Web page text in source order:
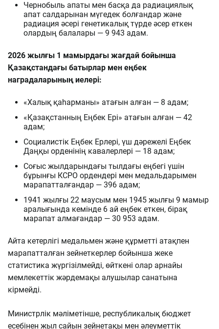
Чернобыль апаты мен басқа да радиациялық
апат салдарынан мүгедек болғандар және
радиация әсері генетикалық түрде әсер еткен
олардың балалары — 9 943 адам.
2026 жылғы 1 мамырдағы жағдай бойынша
Қазақстандағы батырлар мен еңбек
наградаларының иелері:
«Халық қаһарманы» атағын алған — 8 адам;
«Қазақстанның Еңбек Ері» атағын алған — 42
адам;
Социалистік Еңбек Ерлері, үш дәрежелі Еңбек
Даңқы орденінің кавалерлері — 18 адам;
Соғыс жылдарындағы тылдағы еңбегі үшін
бұрынғы КСРО ордендері мен медальдарымен
марапатталғандар — 396 адам;
1941 жылғы 22 маусым мен 1945 жылғы 9 мамыр
аралығында кемінде 6 ай еңбек еткен, бірақ
марапат алмағандар — 30 953 адам.
Айта кетерлігі медальмен және құрметті атақпен
марапатталған зейнеткерлер бойынша жеке
статистика жүргізілмейді, өйткені олар арнайы
мемлекеттік жәрдемақы алушылар санатына
кірмейді.
Министрлік мәліметінше, республикалық бюджет
есебінен жыл сайын зейнетақы мен әлеуметтік